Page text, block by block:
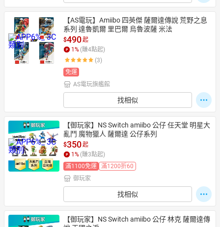
【AS電玩】Amiibo 四英傑 薩爾達傳說 荒野之息
系列 達魯凱爾 里巴爾 烏魯波薩 米法
$490起
1 % (賺4點起)
(3)
免運
AS電玩旗艦館
找相似
【御玩家】NS Switch amiibo 公仔 任天堂 明星大
亂鬥 魔物獵人 薩爾達 公仔系列
$350起
1 % (賺3點起)
滿1100免運
滿1200折60
御玩家
找相似
【御玩家】NS Switch amiibo 公仔 林克 薩爾達傳